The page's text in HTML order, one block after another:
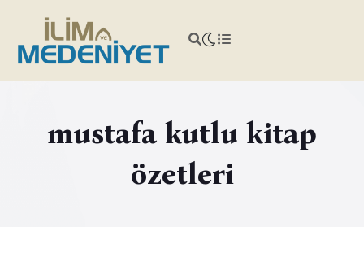
mustafa kutlu kitap
özetleri